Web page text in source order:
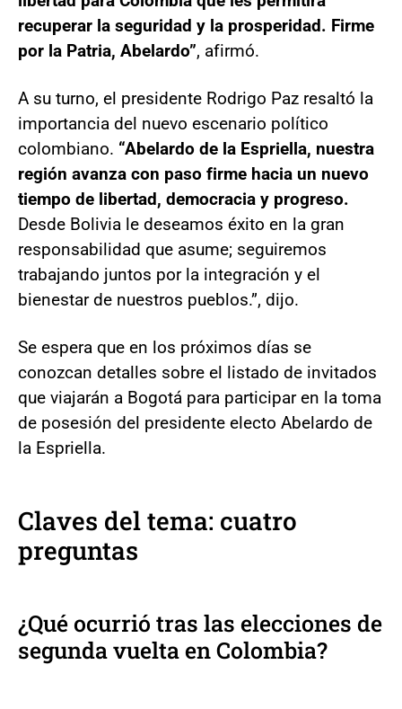
recuperar la seguridad y la prosperidad. Firme
por la Patria, Abelardo”, afirmó.
A su turno, el presidente Rodrigo Paz resaltó la
importancia del nuevo escenario político
colombiano. “Abelardo de la Espriella, nuestra
región avanza con paso firme hacia un nuevo
tiempo de libertad, democracia y progreso.
Desde Bolivia le deseamos éxito en la gran
responsabilidad que asume; seguiremos
trabajando juntos por la integración y el
bienestar de nuestros pueblos.”, dijo.
Se espera que en los próximos días se
conozcan detalles sobre el listado de invitados
que viajarán a Bogotá para participar en la toma
de posesión del presidente electo Abelardo de
la Espriella.
Claves del tema: cuatro
preguntas
¿Qué ocurrió tras las elecciones de
segunda vuelta en Colombia?